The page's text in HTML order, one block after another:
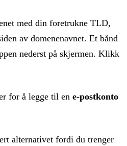
med din foretrukne TLD,
av domenenavnet. Et bånd
nederst på skjermen. Klikk
for å legge til en e-postkonto
alternativet fordi du trenger